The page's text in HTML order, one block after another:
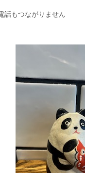
話もつながりません